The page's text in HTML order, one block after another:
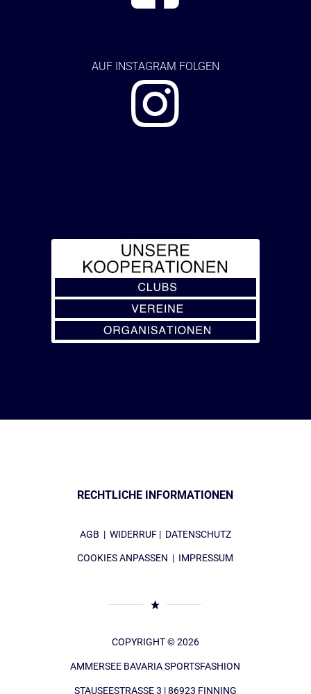
AUF INSTAGRAM FOLGEN
RECHTLICHE INFORMATIONEN
AGB | WIDERRUF| DATENSCHUTZ
COOKIES ANPASSEN | IMPRESSUM
COPYRIGHT © 2026
AMMERSEE BAVARIA SPORTSFASHION
STAUSEESTRASSE 3 | 86923 FINNING